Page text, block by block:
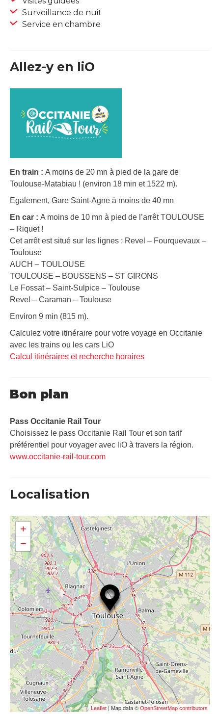
Surveillance de nuit
Service en chambre
Allez-y en liO
En train : A moins de 20 mn à pied de la gare de
Toulouse-Matabiau ! (environ 18 min et 1522 m).
Egalement, Gare Saint-Agne à moins de 40 mn
En car : A moins de 10 mn à pied de l’arrêt TOULOUSE
– Riquet !
Cet arrêt est situé sur les lignes : Revel – Fourquevaux –
Toulouse
AUCH – TOULOUSE
TOULOUSE – BOUSSENS – ST GIRONS
Le Fossat – Saint-Sulpice – Toulouse
Revel – Caraman – Toulouse
Environ 9 min (815 m).
Calculez votre itinéraire pour votre voyage en Occitanie
avec les trains ou les cars LiO
Calcul itinéraires et recherche horaires
Bon plan
Pass Occitanie Rail Tour​
Choisissez le pass Occitanie Rail Tour et son tarif
préférentiel pour voyager avec liO à travers la région.
www.occitanie-rail-tour.com
Localisation
+
−
Leaflet | Map data © OpenStreetMap contributors